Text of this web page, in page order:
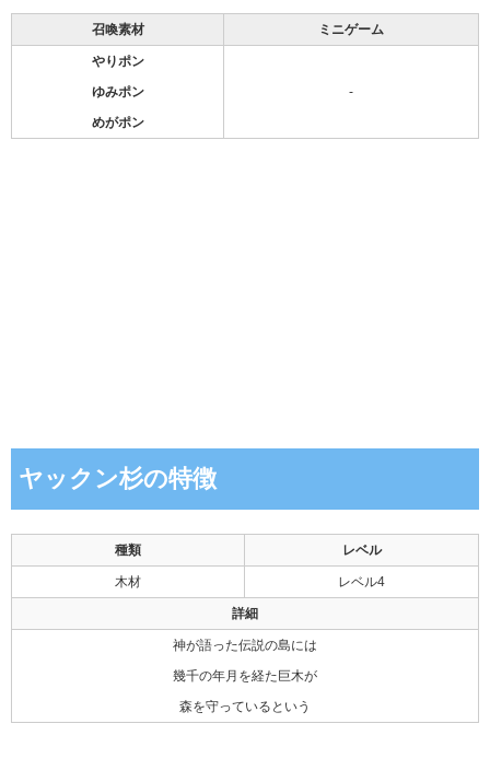
召喚素材 ミニゲーム
やりポン
ゆみポン
めがポン
-
ヤックン杉の特徴
種類 レベル
木材 レベル4
詳細
神が語った伝説の島には
幾千の年月を経た巨木が
森を守っているという